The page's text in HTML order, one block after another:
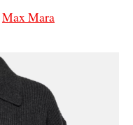
Max Mara